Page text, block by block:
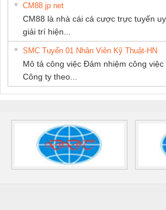
CM88 jp net
CM88 là nhà cái cá cược trực tuyến
giải trí hiện...
SMC Tuyển 01 Nhân Viên Kỹ Thuật-HN
Mô tả công việc Đảm nhiệm công
Công ty theo...